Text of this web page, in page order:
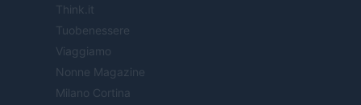
Think.it
Tuobenessere
Viaggiamo
Nonne Magazine
Milano Cortina